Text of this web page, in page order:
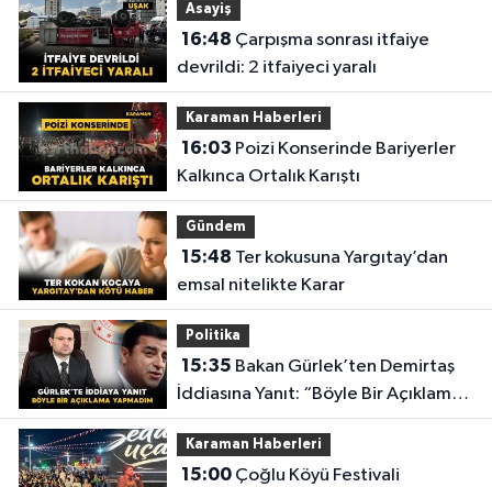
Asayiş
16:48
devrildi: 2 itfaiyeci yaralı
Karaman Haberleri
16:03
Kalkınca Ortalık Karıştı
Gündem
15:48
emsal nitelikte Karar
Politika
15:35
İddiasına Yanıt: “Böyle Bir Açıklama
Yapmadım”
Karaman Haberleri
15:00Çoğlu Köyü Festivali